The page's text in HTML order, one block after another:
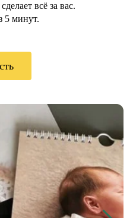
всё за вас.
5 минут.